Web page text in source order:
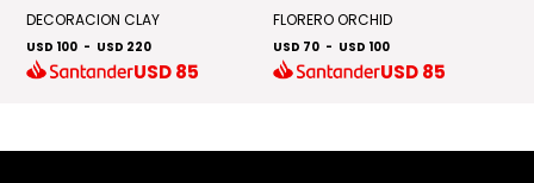
DECORACION CLAY
USD 100 - USD 220
USD85
FLORERO ORCHID
USD 70 - USD 100
USD85